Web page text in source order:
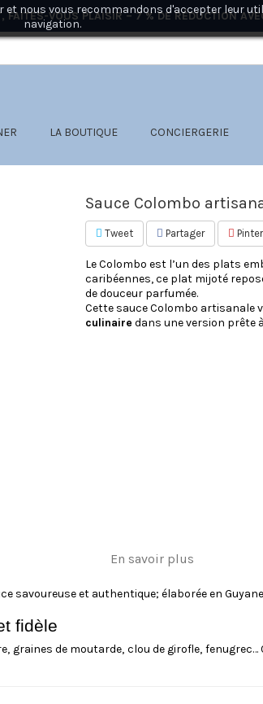
FAITES-VOUS PLAISIR – 7 % DE RÉDUCTION
LA BOUTIQUE CONCIERGERIE
et nous vous recommandons d'accepter leur
navigation.
Sauce Colombo
Tweet Partager
Le Colombo est l’un des plats
caribéennes, ce plat mijoté
de douceur parfumée.
Cette sauce Colombo artisanale
culinaire dans une version prête
En savoir plus
savoureuse et authentique; élaborée en
fidèle
graines de moutarde, clou de girofle,